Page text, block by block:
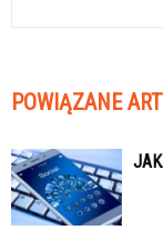
POWIĄZANE